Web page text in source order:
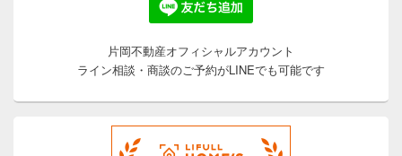
片岡不動産オフィシャルアカウント
ライン相談・商談のご予約がLINEでも可能です